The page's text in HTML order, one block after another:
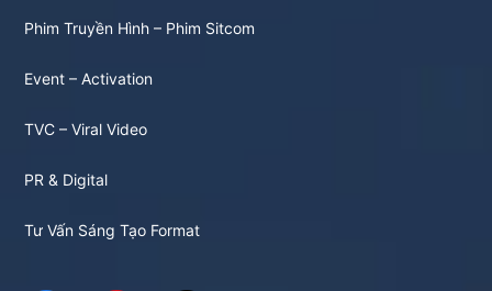
Phim Truyền Hình – Phim Sitcom
Event – Activation
TVC – Viral Video
PR & Digital
Tư Vấn Sáng Tạo Format